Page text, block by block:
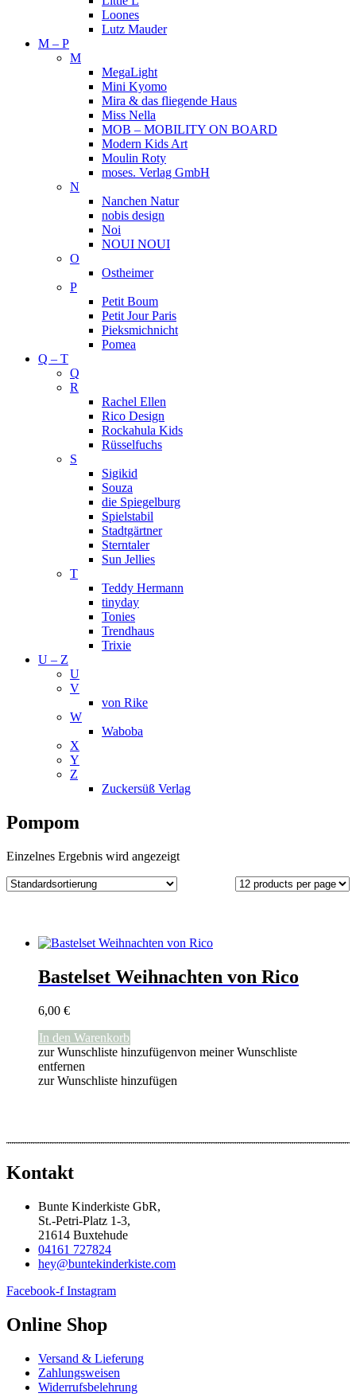
Loones
Lutz Mauder
M – P
M
MegaLight
Mini Kyomo
Mira & das fliegende Haus
Miss Nella
MOB – MOBILITY ON BOARD
Modern Kids Art
Moulin Roty
moses. Verlag GmbH
N
Nanchen Natur
nobis design
Noi
NOUI NOUI
O
Ostheimer
P
Petit Boum
Petit Jour Paris
Pieksmichnicht
Pomea
Q – T
Q
R
Rachel Ellen
Rico Design
Rockahula Kids
Rüsselfuchs
S
Sigikid
Souza
die Spiegelburg
Spielstabil
Stadtgärtner
Sterntaler
Sun Jellies
T
Teddy Hermann
tinyday
Tonies
Trendhaus
Trixie
U – Z
U
V
von Rike
W
Waboba
X
Y
Z
Zuckersüß Verlag
Pompom
Einzelnes Ergebnis wird angezeigt
Bastelset Weihnachten von Rico
6,00 €
In den Warenkorb
zur Wunschliste hinzufügenvon meiner Wunschliste
entfernen
zur Wunschliste hinzufügen
Kontakt
Bunte Kinderkiste GbR,
St.-Petri-Platz 1-3,
21614 Buxtehude
04161 727824
hey@buntekinderkiste.com
Facebook-f Instagram
Online Shop
Versand & Lieferung
Zahlungsweisen
Widerrufsbelehrung